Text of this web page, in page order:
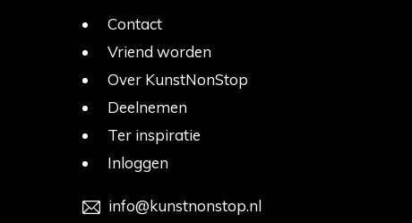
Contact
Vriend worden
Over KunstNonStop
Deelnemen
Ter inspiratie
Inloggen
info@kunstnonstop.nl